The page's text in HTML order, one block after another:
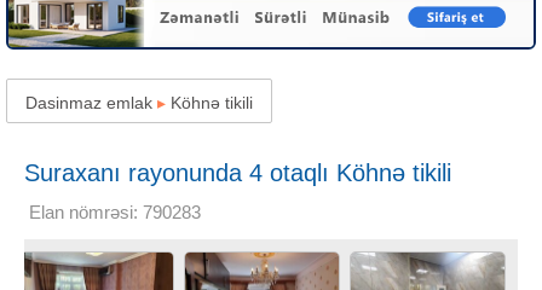
Dasinmaz emlak ▸ Köhnə tikili
Suraxanı rayonunda 4 otaqlı Köhnə tikili
Satılır, 82 m²
Elan nömrəsi: 790283